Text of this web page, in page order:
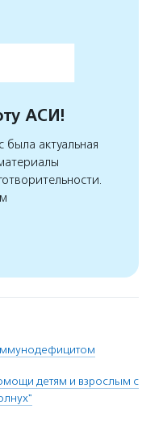
АСИ!
актуальная
детям и взрослым с